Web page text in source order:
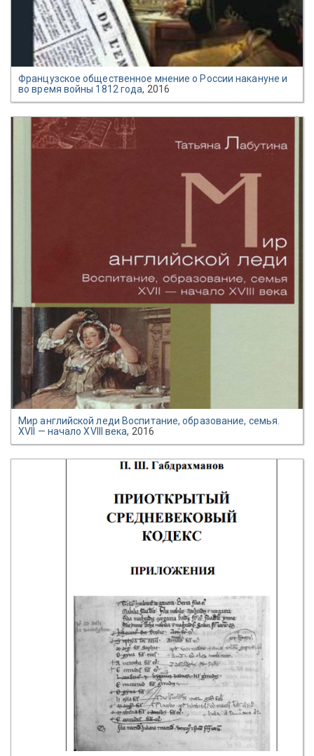
Французское общественное мнение о России накануне и
во время войны 1812 года, 2016
Мир английской леди Воспитание, образование, семья.
XVII — начало XVIII века, 2016